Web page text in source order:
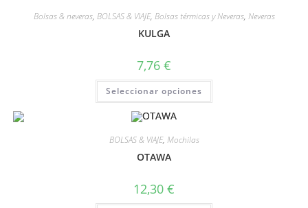
Bolsas & neveras, BOLSAS & VIAJE, Bolsas térmicas y Neveras, Neveras
KULGA
7,76 €
Seleccionar opciones
BOLSAS & VIAJE, Mochilas
OTAWA
12,30 €